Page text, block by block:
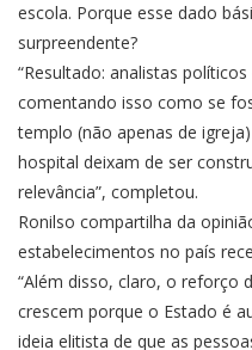
escola. Porque esse dado
surpreendente?
“Resultado: analistas
comentando isso como se
templo (não apenas de
hospital deixam de ser
relevância”, completou.
Ronilso compartilha da
estabelecimentos no país
“Além disso, claro, o reforço
crescem porque o Estado é
ideia elitista de que as